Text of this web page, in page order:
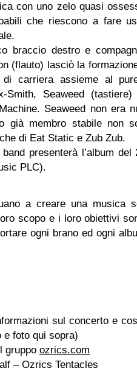
con uno zelo quasi
che riescono a fare
braccio destro e
(flauto) lasciò la
di carriera assieme al
Smith, Seaweed
Seaweed non era
già membro stabile non
di Eat Static e Zub Zub.
presenterà l’album del
PLC).
a creare una musica
scopo e i loro obiettivi
ogni brano ed ogni
sul concerto e
e foto qui sopra)
gruppo ozrics.com
– Ozrics Tentacles